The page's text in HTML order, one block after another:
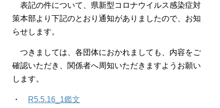
表記の件について、県新型コロナウイルス感染症対
策本部より下記のとおり通知がありましたので、お知
らせします。
つきましては、各団体におかれましても、内容をご
確認いただき、関係者へ周知いただきますようお願い
します。
・ R5.5.16_1鑑文